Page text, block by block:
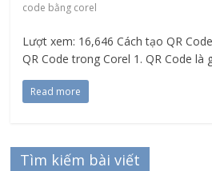
code bằng corel
Lượt xem: 16,646 Cách tạo QR
QR Code trong Corel 1. QR Code là
Read more
Tìm kiếm bài viết